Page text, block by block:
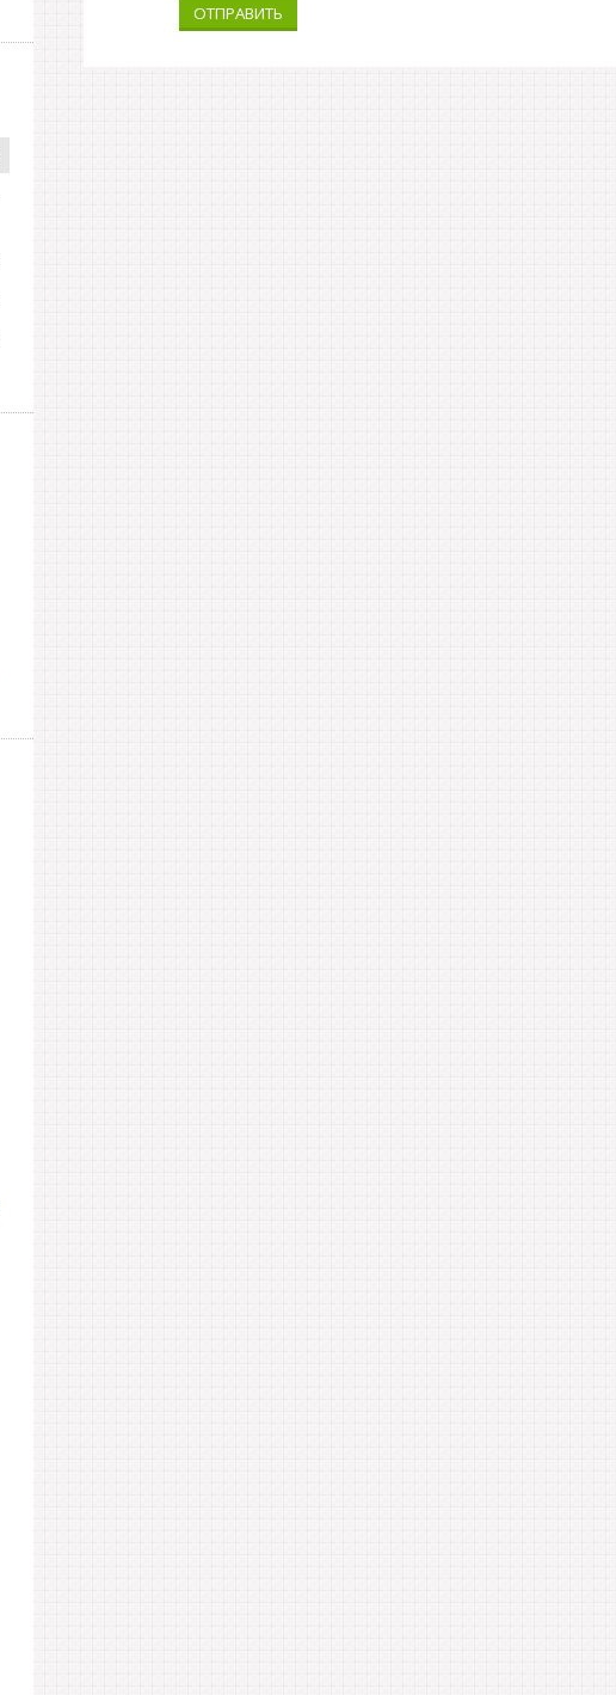
ОТПРАВИТЬ